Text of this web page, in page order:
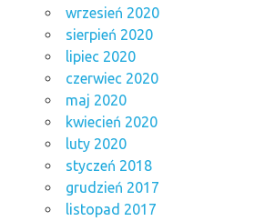
wrzesień 2020
sierpień 2020
lipiec 2020
czerwiec 2020
maj 2020
kwiecień 2020
luty 2020
styczeń 2018
grudzień 2017
listopad 2017